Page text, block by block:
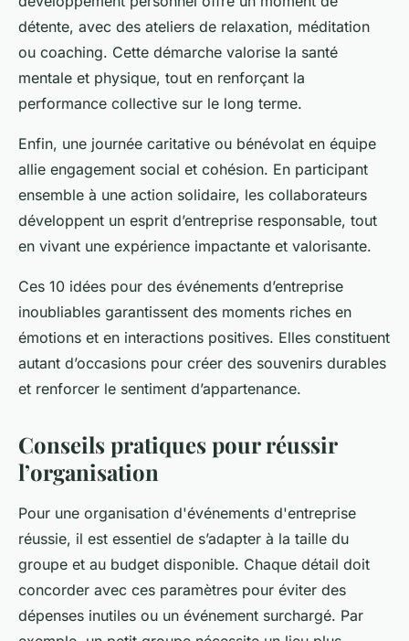
détente, avec des ateliers de relaxation, méditation
ou coaching. Cette démarche valorise la santé
mentale et physique, tout en renforçant la
performance collective sur le long terme.
Enfin, une journée caritative ou bénévolat en équipe
allie engagement social et cohésion. En participant
ensemble à une action solidaire, les collaborateurs
développent un esprit d’entreprise responsable, tout
en vivant une expérience impactante et valorisante.
Ces 10 idées pour des événements d’entreprise
inoubliables garantissent des moments riches en
émotions et en interactions positives. Elles constituent
autant d’occasions pour créer des souvenirs durables
et renforcer le sentiment d’appartenance.
Conseils pratiques pour réussir
l’organisation
Pour une organisation d'événements d'entreprise
réussie, il est essentiel de s’adapter à la taille du
groupe et au budget disponible. Chaque détail doit
concorder avec ces paramètres pour éviter des
dépenses inutiles ou un événement surchargé. Par